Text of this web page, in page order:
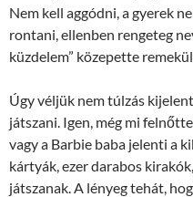
Nem kell aggódni, a gyerek
rontani, ellenben rengeteg
küzdelem” közepette
Úgy véljük nem túlzás
játszani. Igen, még mi
vagy a Barbie baba jelenti a
kártyák, ezer darabos
játszanak. A lényeg tehát,